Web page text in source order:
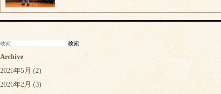
検
索:
Archive
2026年5月 (2)
2026年2月 (3)